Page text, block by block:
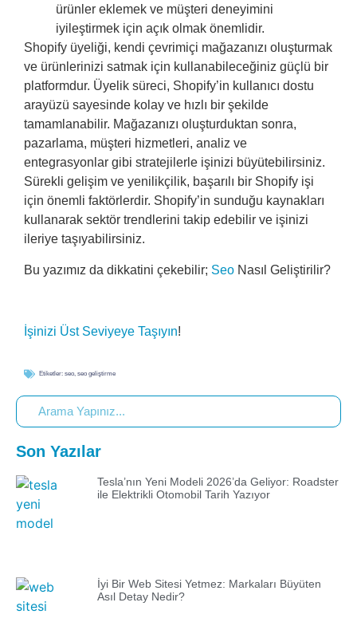
ürünler eklemek ve müşteri deneyimini
iyileştirmek için açık olmak önemlidir.
Shopify üyeliği, kendi çevrimiçi mağazanızı oluşturmak
ve ürünlerinizi satmak için kullanabileceğiniz güçlü bir
platformdur. Üyelik süreci, Shopify’in kullanıcı dostu
arayüzü sayesinde kolay ve hızlı bir şekilde
tamamlanabilir. Mağazanızı oluşturduktan sonra,
pazarlama, müşteri hizmetleri, analiz ve
entegrasyonlar gibi stratejilerle işinizi büyütebilirsiniz.
Sürekli gelişim ve yenilikçilik, başarılı bir Shopify işi
için önemli faktörlerdir. Shopify’in sunduğu kaynakları
kullanarak sektör trendlerini takip edebilir ve işinizi
ileriye taşıyabilirsiniz.
Bu yazımız da dikkatini çekebilir; Seo Nasıl Geliştirilir?
İşinizi Üst Seviyeye Taşıyın!
Etiketler: seo, seo geliştirme
Son Yazılar
Tesla’nın Yeni Modeli 2026’da Geliyor: Roadster
ile Elektrikli Otomobil Tarih Yazıyor
İyi Bir Web Sitesi Yetmez: Markaları Büyüten
Asıl Detay Nedir?